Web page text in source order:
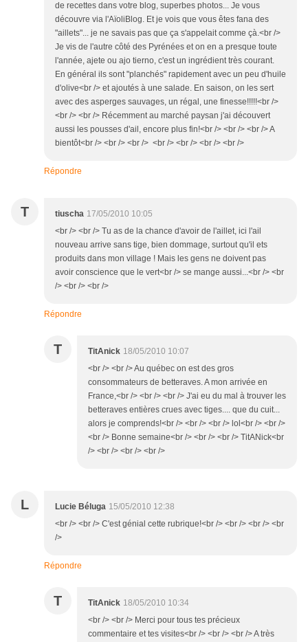
de recettes dans votre blog, superbes photos... Je vous
découvre via l'AïoliBlog. Et je vois que vous êtes fana des
"aillets"... je ne savais pas que ça s'appelait comme çà.<br />
Je vis de l'autre côté des Pyrénées et on en a presque toute
l'année, ajete ou ajo tierno, c'est un ingrédient très courant.
En général ils sont "planchés" rapidement avec un peu d'huile
d'olive<br /> et ajoutés à une salade. En saison, on les sert
avec des asperges sauvages, un régal, une finesse!!!!!<br />
<br /> <br /> Récemment au marché paysan j'ai découvert
aussi les pousses d'ail, encore plus fin!<br /> <br /> <br /> A
bientôt<br /> <br /> <br /> <br /> <br /> <br /> <br />
Répondre
T tiuscha 17/05/2010 10:05
<br /> <br /> Tu as de la chance d'avoir de l'aillet, ici l'ail
nouveau arrive sans tige, bien dommage, surtout qu'il ets
produits dans mon village ! Mais les gens ne doivent pas
avoir conscience que le vert<br /> se mange aussi...<br /> <br
/> <br /> <br />
Répondre
T TitAnick 18/05/2010 10:07
<br /> <br /> Au québec on est des gros
consommateurs de betteraves. A mon arrivée en
France,<br /> <br /> <br /> J'ai eu du mal à trouver les
betteraves entières crues avec tiges.... que du cuit...
alors je comprends!<br /> <br /> <br /> lol<br /> <br />
<br /> Bonne semaine<br /> <br /> <br /> TitANick<br
/> <br /> <br /> <br />
L Lucie Béluga 15/05/2010 12:38
<br /> <br /> C'est génial cette rubrique!<br /> <br /> <br /> <br
/>
Répondre
T TitAnick 18/05/2010 10:34
<br /> <br /> Merci pour tous tes précieux
commentaire et tes visites<br /> <br /> <br /> A très